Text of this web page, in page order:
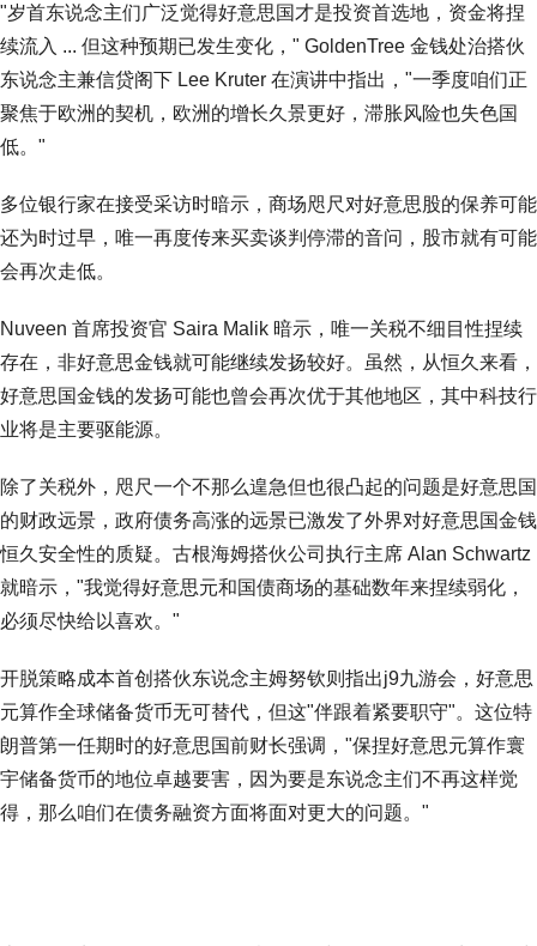
"岁首东说念主们广泛觉得好意思国才是投资首选地，资金将捏
续流入 ... 但这种预期已发生变化，" GoldenTree 金钱处治搭伙
东说念主兼信贷阁下 Lee Kruter 在演讲中指出，"一季度咱们正
聚焦于欧洲的契机，欧洲的增长久景更好，滞胀风险也失色国
低。"
多位银行家在接受采访时暗示，商场咫尺对好意思股的保养可能
还为时过早，唯一再度传来买卖谈判停滞的音问，股市就有可能
会再次走低。
Nuveen 首席投资官 Saira Malik 暗示，唯一关税不细目性捏续
存在，非好意思金钱就可能继续发扬较好。虽然，从恒久来看，
好意思国金钱的发扬可能也曾会再次优于其他地区，其中科技行
业将是主要驱能源。
除了关税外，咫尺一个不那么遑急但也很凸起的问题是好意思国
的财政远景，政府债务高涨的远景已激发了外界对好意思国金钱
恒久安全性的质疑。古根海姆搭伙公司执行主席 Alan Schwartz
就暗示，"我觉得好意思元和国债商场的基础数年来捏续弱化，
必须尽快给以喜欢。"
开脱策略成本首创搭伙东说念主姆努钦则指出j9九游会，好意思
元算作全球储备货币无可替代，但这"伴跟着紧要职守"。这位特
朗普第一任期时的好意思国前财长强调，"保捏好意思元算作寰
宇储备货币的地位卓越要害，因为要是东说念主们不再这样觉
得，那么咱们在债务融资方面将面对更大的问题。"